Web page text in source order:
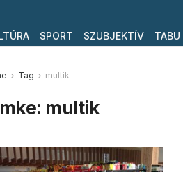
SPORT SZUBJEKTÍV TABU
Tag multik
multik